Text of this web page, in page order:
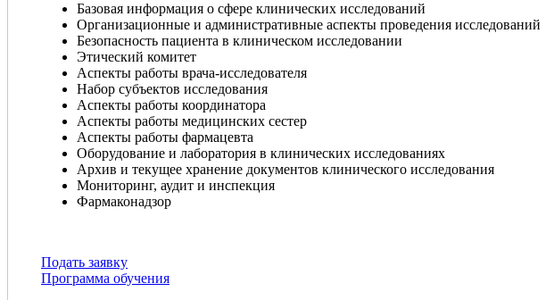
КООРДИНАТОРЫ УЧРЕЖДЕНИЙ
РЕЕСТР ЧЛЕНОВ РОО
ПОЛОЖЕНИЕ О ЧЛЕНСТВЕ
Базовая информация о сфере клинических исследований
Организационные и административные аспекты проведения исследований
Безопасность пациента в клиническом исследовании
Этический комитет
Аспекты работы врача-исследователя
Набор субъектов исследования
Аспекты работы координатора
Аспекты работы медицинских сестер
Аспекты работы фармацевта
Оборудование и лаборатория в клинических исследованиях
Архив и текущее хранение документов клинического исследования
Мониторинг, аудит и инспекция
Фармаконадзор
Подать заявку
Программа обучения